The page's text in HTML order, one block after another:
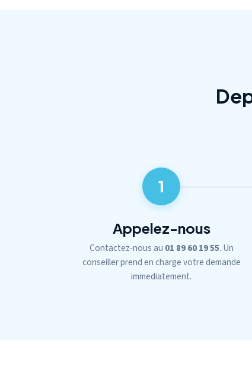
1
Appelez-nous
Contactez-nous au 01 89 60 19 55. Un
conseiller prend en charge votre demande
immediatement.